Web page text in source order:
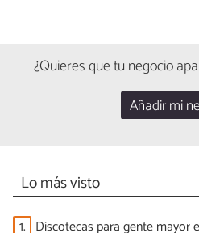
¿Quieres que tu negocio
Añadir mi
Lo más visto
1. Discotecas para gente mayor